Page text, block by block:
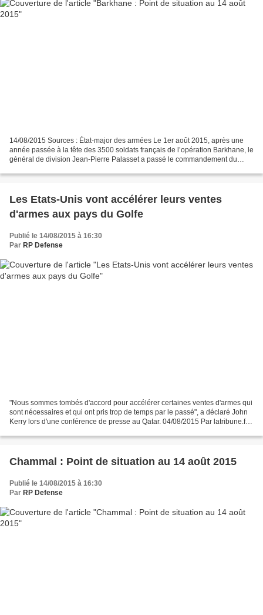
14/08/2015 Sources : État-major des armées Le 1er août 2015, après une
année passée à la tête des 3500 soldats français de l’opération Barkhane, le
général de division Jean-Pierre Palasset a passé le commandement du
Les Etats-Unis vont accélérer leurs ventes
d'armes aux pays du Golfe
Publié le 14/08/2015 à 16:30
Par RP Defense
"Nous sommes tombés d'accord pour accélérer certaines ventes d'armes qui
sont nécessaires et qui ont pris trop de temps par le passé", a déclaré John
Kerry lors d'une conférence de presse au Qatar. 04/08/2015 Par latribune.fr
Chammal : Point de situation au 14 août 2015
Publié le 14/08/2015 à 16:30
Par RP Defense